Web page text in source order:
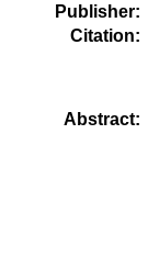
Publisher:
Citation:
Abstract: